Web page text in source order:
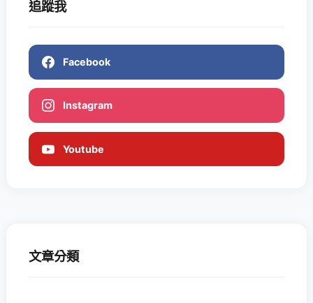
追蹤我
Facebook
Instagram
Youtube
文章分類